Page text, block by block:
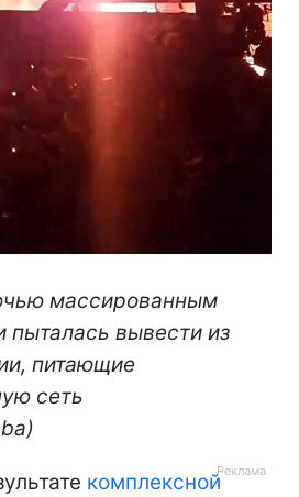
массированным
вывести из
питающие
сеть
комплексной